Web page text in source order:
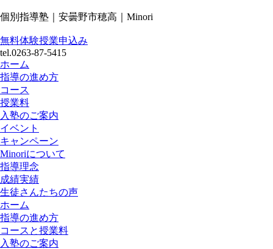
個別指導塾｜安曇野市穂高｜Minori
無料体験授業申込み
tel.0263-87-5415
ホーム
指導の進め方
コース
授業料
入塾のご案内
イベント
キャンペーン
Minoriについて
指導理念
成績実績
生徒さんたちの声
ホーム
指導の進め方
コースと授業料
入塾のご案内